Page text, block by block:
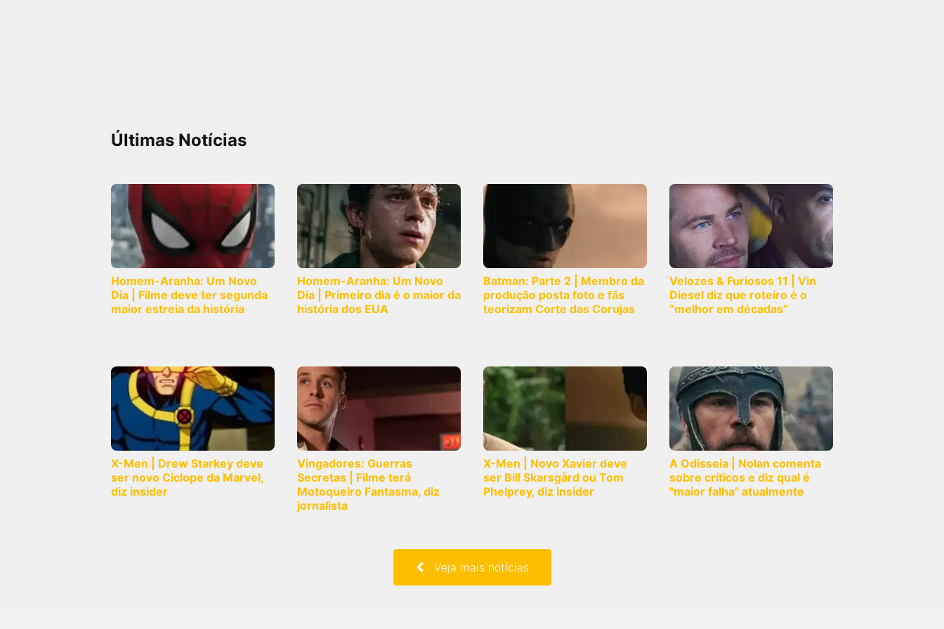
Últimas Notícias
Homem-Aranha: Um Novo
Dia | Filme deve ter segunda
maior estreia da história
Homem-Aranha: Um Novo
Dia | Primeiro dia é o maior da
história dos EUA
Batman: Parte 2 | Membro da
produção posta foto e fãs
teorizam Corte das Corujas
Velozes & Furiosos 11 | Vin
Diesel diz que roteiro é o
“melhor em décadas”
X-Men | Drew Starkey deve
ser novo Ciclope da Marvel,
diz insider
Vingadores: Guerras
Secretas | Filme terá
Motoqueiro Fantasma, diz
jornalista
X-Men | Novo Xavier deve
ser Bill Skarsgård ou Tom
Phelprey, diz insider
A Odisseia | Nolan comenta
sobre críticos e diz qual é
"maior falha" atualmente
Veja mais notícias